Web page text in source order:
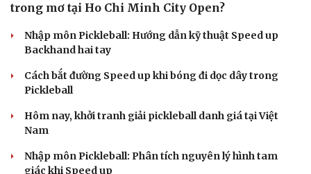
trong mơ tại Ho Chi Minh City Open?
Nhập môn Pickleball: Hướng dẫn kỹ thuật Speed up
Backhand hai tay
Cách bắt đường Speed up khi bóng đi dọc dây trong
Pickleball
Hôm nay, khởi tranh giải pickleball danh giá tại Việt
Nam
Nhập môn Pickleball: Phân tích nguyên lý hình tam
giác khi Speed up